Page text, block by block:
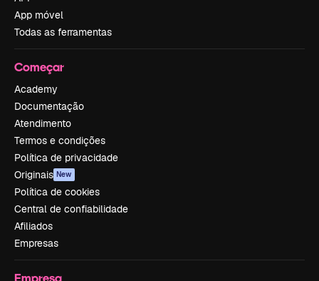
App móvel
Todas as ferramentas
Começar
Academy
Documentação
Atendimento
Termos e condições
Política de privacidade
Originais New
Política de cookies
Central de confiabilidade
Afiliados
Empresas